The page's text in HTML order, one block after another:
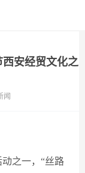
西安经贸文化之
闻
之一，“丝路